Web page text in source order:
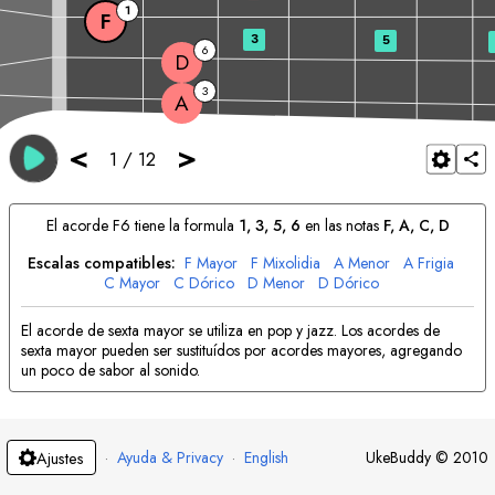
< 1 / 12 >
A 3
D 6
F 1
3 5
El acorde F6 tiene la formula 1, 3, 5, 6 en las notas F, A, C, D
Escalas compatibles: F Mayor F Mixolidia A Menor A Frigia
C Mayor C Dórico D Menor D Dórico
El acorde de sexta mayor se utiliza en pop y jazz. Los acordes de
sexta mayor pueden ser sustituídos por acordes mayores, agregando
un poco de sabor al sonido.
Ajustes · Ayuda & Privacy · English UkeBuddy © 2010